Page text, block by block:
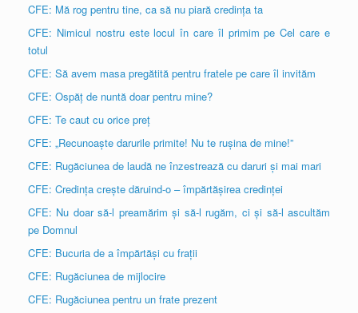
CFE: Mă rog pentru tine, ca să nu piară credința ta
CFE: Nimicul nostru este locul în care îl primim pe Cel care e
totul
CFE: Să avem masa pregătită pentru fratele pe care îl invităm
CFE: Ospăț de nuntă doar pentru mine?
CFE: Te caut cu orice preț
CFE: „Recunoaște darurile primite! Nu te rușina de mine!”
CFE: Rugăciunea de laudă ne înzestrează cu daruri și mai mari
CFE: Credința crește dăruind-o – împărtășirea credinței
CFE: Nu doar să-l preamărim și să-l rugăm, ci și să-l ascultăm
pe Domnul
CFE: Bucuria de a împărtăși cu frații
CFE: Rugăciunea de mijlocire
CFE: Rugăciunea pentru un frate prezent